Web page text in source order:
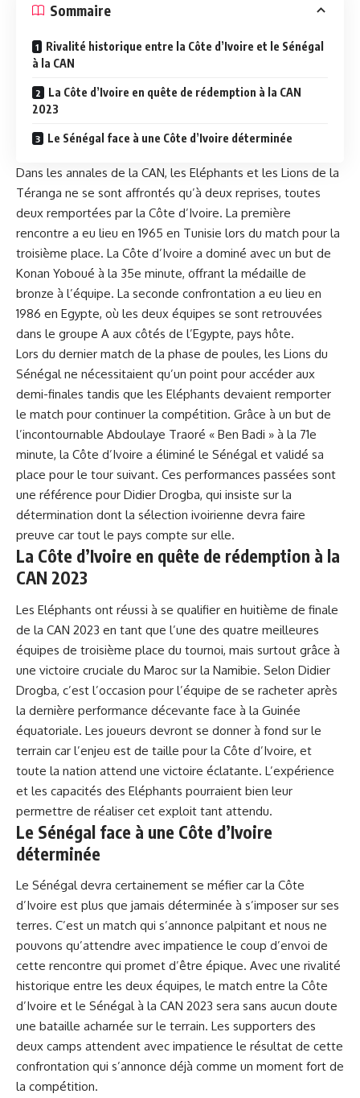
Sommaire
Rivalité historique ⁤entre la Côte⁢ d’Ivoire et le Sénégal
à la CAN
La Côte d’Ivoire en quête de rédemption⁣ à la CAN
2023
Le Sénégal face à une Côte d’Ivoire déterminée
Dans les⁢ annales de la CAN, les Eléphants et ⁣les Lions de la‌
Téranga ne​ se ⁤sont affrontés qu’à deux reprises, toutes ​
deux remportées par la ⁤Côte d’Ivoire. La première
rencontre​ a eu lieu‌ en 1965 en Tunisie⁣ lors du ⁤match pour ⁢la
troisième place.‌ La Côte‍ d’Ivoire⁤ a ​dominé​ avec un but de
Konan Yoboué à la 35e minute, offrant la médaille de‍
bronze⁢ à l’équipe. La seconde⁤ confrontation a eu lieu en
1986 en Egypte, où les deux équipes se sont retrouvées
dans le groupe A aux côtés de l’Egypte, pays hôte.
Lors du dernier match⁣ de ‍la phase de ‌poules, les⁣ Lions du
Sénégal ne nécessitaient qu’un point pour accéder aux
demi-finales‍ tandis que les Eléphants devaient remporter⁢
le ‌match pour continuer la compétition. ⁤Grâce⁣ à​ un ⁣but de
l’incontournable Abdoulaye Traoré « Ben Badi » à la 71e
minute, la Côte d’Ivoire a éliminé le ‍Sénégal et validé sa​
place pour​ le tour suivant. Ces performances‍ passées sont
une référence pour Didier Drogba, qui insiste sur⁤ la​
détermination dont la sélection ⁤ivoirienne‍ devra faire
preuve car tout ⁤le pays compte sur elle.
La Côte d’Ivoire en quête de rédemption⁣ à la
CAN 2023
Les Eléphants ont réussi à se qualifier en​ huitième de finale
de ⁢la CAN 2023 en tant que l’une des quatre ‍meilleures
équipes ⁤de troisième place du tournoi,⁣ mais surtout grâce à
une victoire cruciale du ⁣Maroc⁣ sur la Namibie. Selon Didier ​
Drogba,‌ c’est l’occasion ⁤pour l’équipe de⁢ se racheter après
la dernière performance décevante⁤ face à la Guinée
⁣équatoriale. Les joueurs ⁤devront se donner à⁢ fond sur le
terrain car l’enjeu est de ⁣taille pour la Côte d’Ivoire, et
toute la nation attend une​ victoire éclatante. L’expérience ​
et les capacités des Eléphants pourraient bien leur
permettre de réaliser ⁤cet exploit tant attendu.
Le Sénégal face à une Côte d’Ivoire
déterminée
Le Sénégal devra certainement se méfier car la Côte
d’Ivoire ​est ⁣plus que jamais ‍déterminée à s’imposer sur ‌ses ​
terres. C’est ‌un match qui s’annonce palpitant et nous ne
pouvons qu’attendre avec impatience le coup​ d’envoi de
cette rencontre qui promet d’être⁤ épique. Avec ‍une⁣ rivalité
historique entre⁣ les deux équipes, le match entre la Côte
d’Ivoire et le Sénégal à la CAN 2023 sera ⁤sans aucun doute
une bataille acharnée sur le terrain. ‌Les supporters⁣ des
deux camps attendent avec ​impatience le résultat de cette
‌confrontation qui s’annonce déjà comme un‌ moment fort de
la compétition.